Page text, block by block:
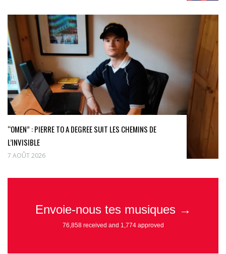
“OMEN” : PIERRE TO A DEGREE SUIT LES CHEMINS DE
L’INVISIBLE
7 AOÛT 2026